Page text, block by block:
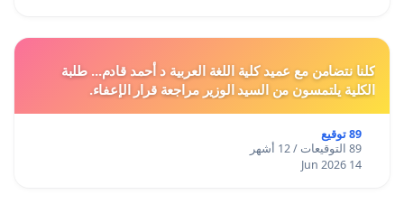
كلنا نتضامن مع عميد كلية اللغة العربية د أحمد قادم... طلبة
الكلية يلتمسون من السيد الوزير مراجعة قرار الإعفاء.
89 توقيع
89 التوقيعات / 12 أشهر
14 Jun 2026